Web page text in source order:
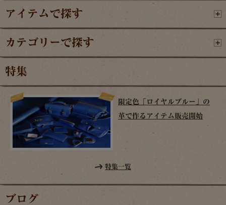
アイテムで探す
カテゴリーで探す
特集
限定色「ロイヤルブルー」の
革で作るアイテム販売開始
特集一覧
ブログ